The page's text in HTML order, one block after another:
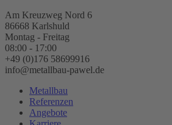
Am Kreuzweg Nord 6
86668 Karlshuld
Montag - Freitag
08:00 - 17:00
+49 (0)176 58699916
info@metallbau-pawel.de
Metallbau
Referenzen
Angebote